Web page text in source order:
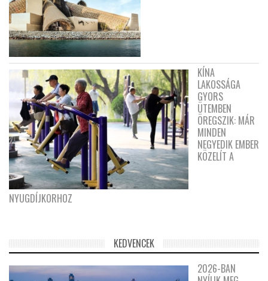
KÍNA
LAKOSSÁGA
GYORS
ÜTEMBEN
ÖREGSZIK: MÁR
MINDEN
NEGYEDIK EMBER
KÖZELÍT A
NYUGDÍJKORHOZ
KEDVENCEK
2026-BAN